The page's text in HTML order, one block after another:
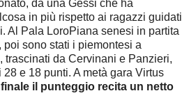
da una Gessi che ha
in più rispetto ai ragazzi guidati
Al Pala LoroPiana senesi in partita
sono stati i piemontesi a
trascinati da Cervinani e Panzieri,
e 18 punti. A metà gara Virtus
il punteggio recita un netto